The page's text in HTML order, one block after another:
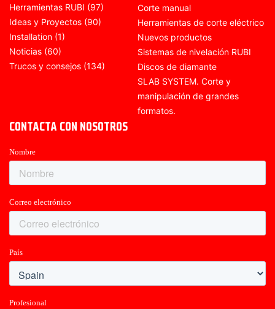
Herramientas RUBI (97)
Ideas y Proyectos (90)
Installation (1)
Noticias (60)
Trucos y consejos (134)
Corte manual
Herramientas de corte eléctrico
Nuevos productos
Sistemas de nivelación RUBI
Discos de diamante
SLAB SYSTEM. Corte y
manipulación de grandes
formatos.
CONTACTA CON NOSOTROS